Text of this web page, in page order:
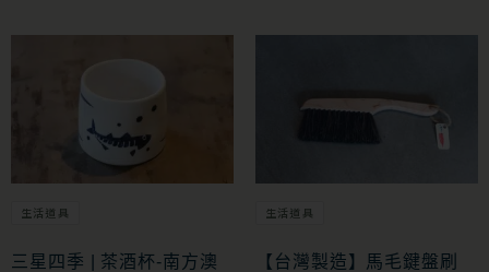
生活道具
三星四季 | 茶酒杯-南方澳
生活道具
【台灣製造】馬毛鍵盤刷